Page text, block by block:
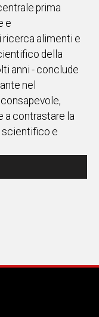
prima
e
ricerca alimenti e
della
anni - conclude
nel
a contrastare la
scientifico e